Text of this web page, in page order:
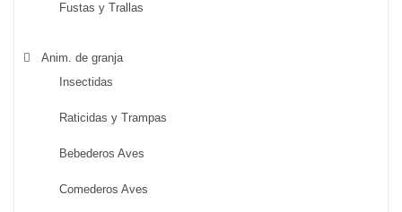
Fustas y Trallas
Anim. de granja
Insectidas
Raticidas y Trampas
Bebederos Aves
Comederos Aves